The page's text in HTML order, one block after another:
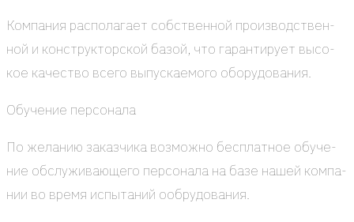
Ком­па­ния рас­по­ла­га­ет соб­ствен­ной про­из­вод­ствен­
ной и кон­струк­тор­ской базой, что гаран­ти­ру­ет высо­
кое каче­ство все­го выпус­ка­е­мо­го обо­ру­до­ва­ния.
Обу­че­ние пер­со­на­ла
По жела­нию заказ­чи­ка воз­мож­но бес­плат­ное обу­че­
ние обслу­жи­ва­ю­ще­го пер­со­на­ла на базе нашей ком­па­
нии во вре­мя испы­та­ний ооб­ру­до­ва­ния.